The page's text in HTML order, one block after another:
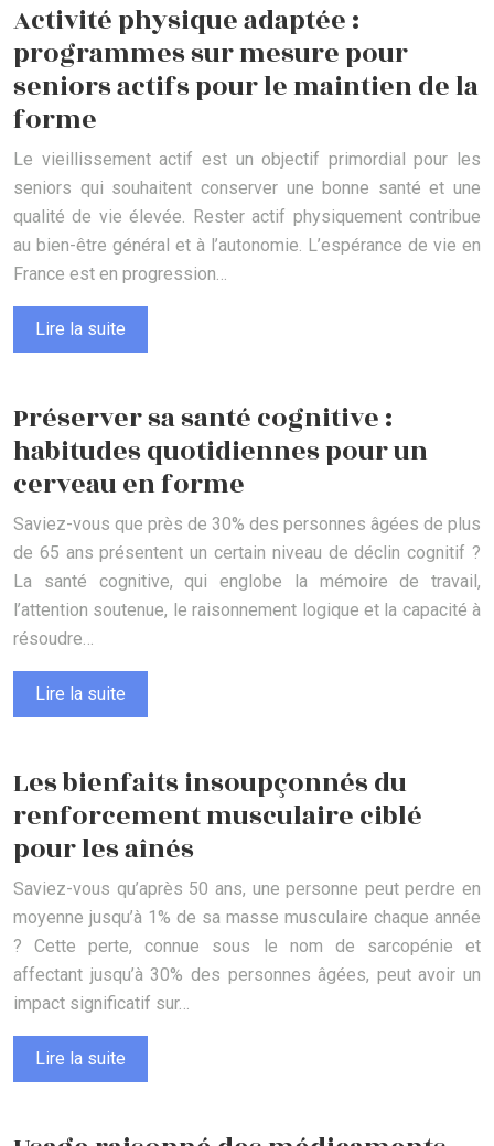
Activité physique adaptée :
programmes sur mesure pour
seniors actifs pour le maintien de la
forme
Le vieillissement actif est un objectif primordial pour les
seniors qui souhaitent conserver une bonne santé et une
qualité de vie élevée. Rester actif physiquement contribue
au bien-être général et à l’autonomie. L’espérance de vie en
France est en progression…
Lire la suite
Préserver sa santé cognitive :
habitudes quotidiennes pour un
cerveau en forme
Saviez-vous que près de 30% des personnes âgées de plus
de 65 ans présentent un certain niveau de déclin cognitif ?
La santé cognitive, qui englobe la mémoire de travail,
l’attention soutenue, le raisonnement logique et la capacité à
résoudre…
Lire la suite
Les bienfaits insoupçonnés du
renforcement musculaire ciblé
pour les aînés
Saviez-vous qu’après 50 ans, une personne peut perdre en
moyenne jusqu’à 1% de sa masse musculaire chaque année
? Cette perte, connue sous le nom de sarcopénie et
affectant jusqu’à 30% des personnes âgées, peut avoir un
impact significatif sur…
Lire la suite